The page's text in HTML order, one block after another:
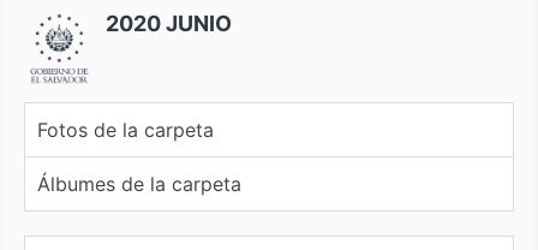
2020 JUNIO
Fotos de la carpeta
Álbumes de la carpeta